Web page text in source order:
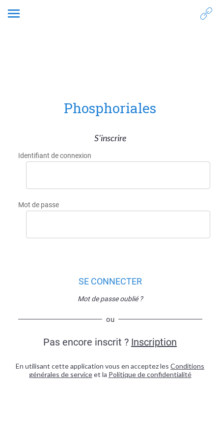
Phosphoriales
S'inscrire
Identifiant de connexion
Mot de passe
SE CONNECTER
Mot de passe oublié ?
ou
Pas encore inscrit ? Inscription
En utilisant cette application vous en acceptez les Conditions
générales de serviceet la Politique de confidentialité